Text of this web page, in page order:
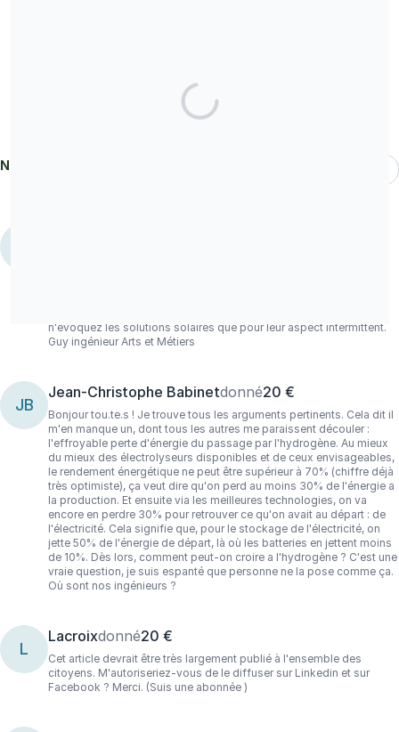
Nos donateurs
n'évoquez les solutions solaires que pour leur aspect intermittent.
Guy ingénieur Arts et Métiers
JB
Jean-Christophe Babinetdonné20 €
Bonjour tou.te.s ! Je trouve tous les arguments pertinents. Cela dit il
m'en manque un, dont tous les autres me paraissent découler :
l'effroyable perte d'énergie du passage par l'hydrogène. Au mieux
du mieux des électrolyseurs disponibles et de ceux envisageables,
le rendement énergétique ne peut être supérieur à 70% (chiffre déjà
très optimiste), ça veut dire qu'on perd au moins 30% de l'énergie a
la production. Et ensuite via les meilleures technologies, on va
encore en perdre 30% pour retrouver ce qu'on avait au départ : de
l'électricité. Cela signifie que, pour le stockage de l'électricité, on
jette 50% de l'énergie de départ, là où les batteries en jettent moins
de 10%. Dès lors, comment peut-on croire a l'hydrogène ? C'est une
vraie question, je suis espanté que personne ne la pose comme ça.
Où sont nos ingénieurs ?
L
Lacroixdonné20 €
Cet article devrait être très largement publié à l'ensemble des
citoyens. M'autoriseriez-vous de le diffuser sur Linkedin et sur
Facebook ? Merci. (Suis une abonnée )